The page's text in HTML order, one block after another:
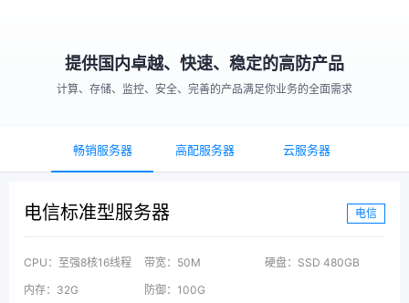
提供国内卓越、快速、稳定的高防产品
计算、存储、监控、安全、完善的产品满足你业务的全面需求
畅销服务器 高配服务器 云服务器
电信标准型服务器 电信
CPU：至强8核16线程 带宽：50M
硬盘：SSD 480GB
内存：32G
防御：100G